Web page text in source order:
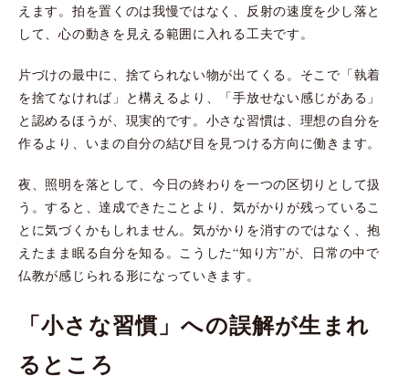
えます。拍を置くのは我慢ではなく、反射の速度を少し落と
して、心の動きを見える範囲に入れる工夫です。
片づけの最中に、捨てられない物が出てくる。そこで「執着
を捨てなければ」と構えるより、「手放せない感じがある」
と認めるほうが、現実的です。小さな習慣は、理想の自分を
作るより、いまの自分の結び目を見つける方向に働きます。
夜、照明を落として、今日の終わりを一つの区切りとして扱
う。すると、達成できたことより、気がかりが残っているこ
とに気づくかもしれません。気がかりを消すのではなく、抱
えたまま眠る自分を知る。こうした“知り方”が、日常の中で
仏教が感じられる形になっていきます。
「小さな習慣」への誤解が生まれ
るところ